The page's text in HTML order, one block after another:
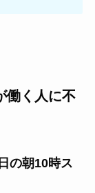
働く人に不
の朝10時ス